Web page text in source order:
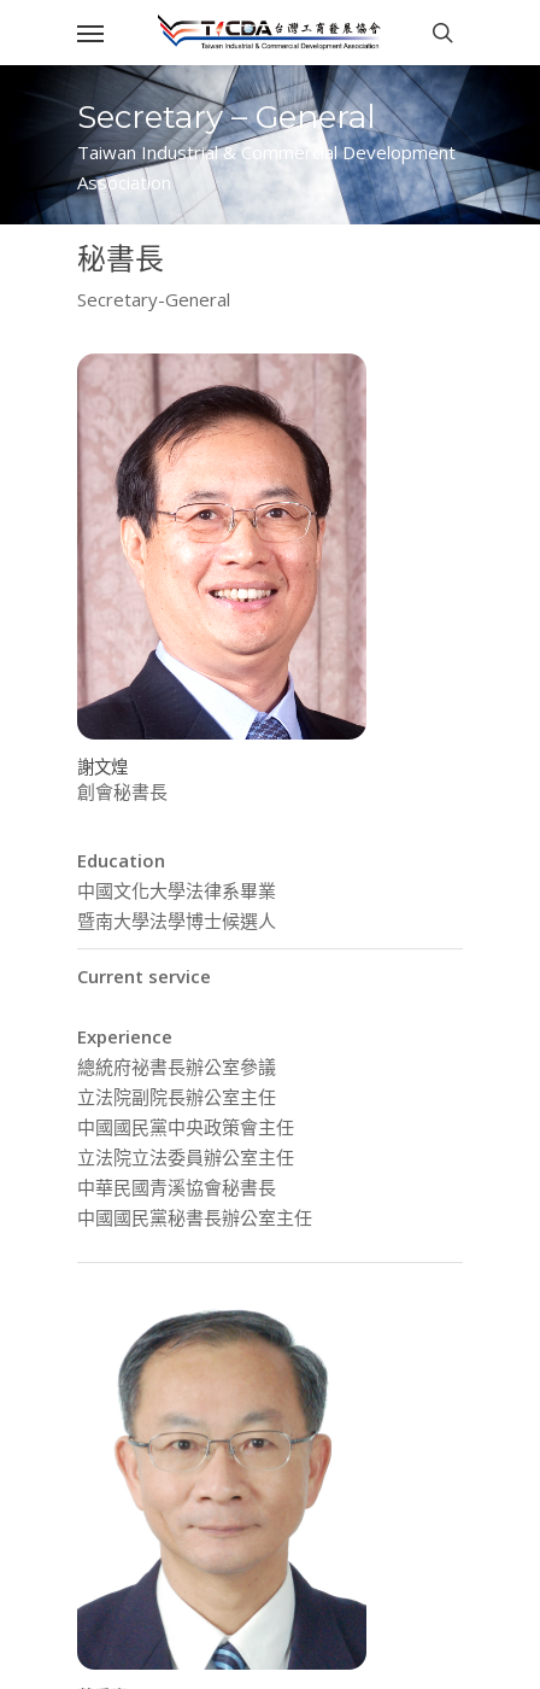
content
Menu
Secretary – General
Taiwan Industrial & Commercial Development
Association
秘書長
Secretary-General
謝文煌
創會秘書長
Education
中國文化大學法律系畢業
暨南大學法學博士候選人
Current service
Experience
總統府祕書長辦公室參議
立法院副院長辦公室主任
中國國民黨中央政策會主任
立法院立法委員辦公室主任
中華民國青溪協會秘書長
中國國民黨秘書長辦公室主任